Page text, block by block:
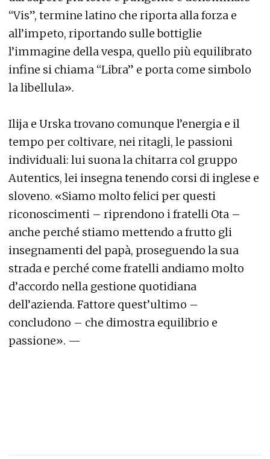
“Vis”, termine latino che riporta alla forza e
all’impeto, riportando sulle bottiglie
l’immagine della vespa, quello più equilibrato
infine si chiama “Libra” e porta come simbolo
la libellula».
Ilija e Urska trovano comunque l’energia e il
tempo per coltivare, nei ritagli, le passioni
individuali: lui suona la chitarra col gruppo
Autentics, lei insegna tenendo corsi di inglese e
sloveno. «Siamo molto felici per questi
riconoscimenti – riprendono i fratelli Ota –
anche perché stiamo mettendo a frutto gli
insegnamenti del papà, proseguendo la sua
strada e perché come fratelli andiamo molto
d’accordo nella gestione quotidiana
dell’azienda. Fattore quest’ultimo –
concludono – che dimostra equilibrio e
passione». —